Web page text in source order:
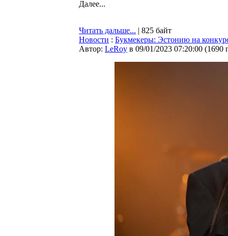
Далее...
Читать дальше... | 825 байт
Новости : Букмекеры: Эстонию на
Автор: LeRoy в 09/01/2023 07:20:00 (1690